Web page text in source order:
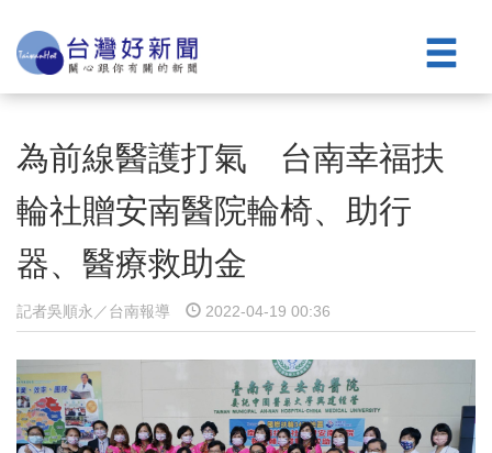
為前線醫護打氣 台南幸福扶
輪社贈安南醫院輪椅、助行
器、醫療救助金
記者吳順永／台南報導 2022-04-19 00:36